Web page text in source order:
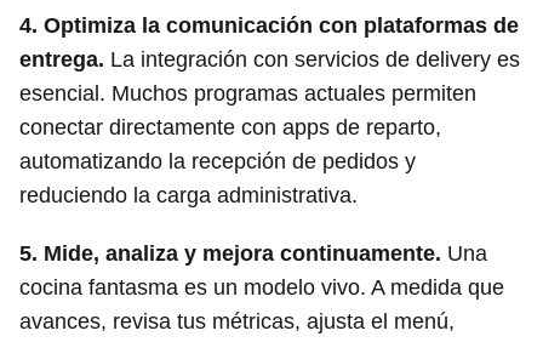
4. Optimiza la comunicación con plataformas de
entrega. La integración con servicios de delivery es
esencial. Muchos programas actuales permiten
conectar directamente con apps de reparto,
automatizando la recepción de pedidos y
reduciendo la carga administrativa.
5. Mide, analiza y mejora continuamente. Una
cocina fantasma es un modelo vivo. A medida que
avances, revisa tus métricas, ajusta el menú,